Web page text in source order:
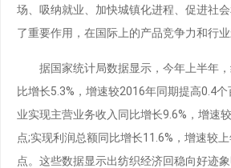
场、吸纳就业、加快城镇化进程、促进社
了重要作用，在国际上的产品竞争力和行业
据国家统计局数据显示，今年上半年，
比增长5.3%，增速较2016年同期提高0.4
业实现主营业务收入同比增长9.6%，增速
点;实现利润总额同比增长11.6%，增速较
点。这些数据显示出纺织经济回稳向好迹象